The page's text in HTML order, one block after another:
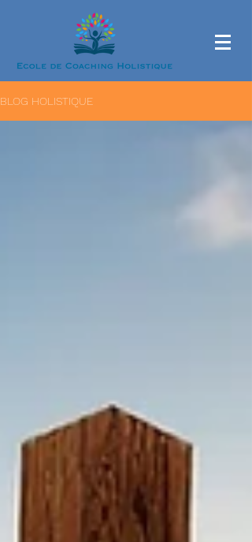
BLOG HOLISTIQUE